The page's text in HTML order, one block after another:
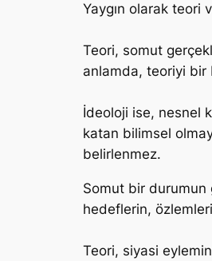
Yaygın olarak teori
Teori, somut
anlamda, teoriyi bir
İdeoloji ise, nesnel
katan bilimsel
belirlenmez.
Somut bir durumun
hedeflerin,
Teori, siyasi